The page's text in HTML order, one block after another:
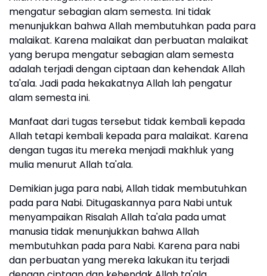
mengatur sebagian alam semesta. Ini tidak
menunjukkan bahwa Allah membutuhkan pada para
malaikat. Karena malaikat dan perbuatan malaikat
yang berupa mengatur sebagian alam semesta
adalah terjadi dengan ciptaan dan kehendak Allah
ta'ala. Jadi pada hekakatnya Allah lah pengatur
alam semesta ini.
Manfaat dari tugas tersebut tidak kembali kepada
Allah tetapi kembali kepada para malaikat. Karena
dengan tugas itu mereka menjadi makhluk yang
mulia menurut Allah ta'ala.
Demikian juga para nabi, Allah tidak membutuhkan
pada para Nabi. Ditugaskannya para Nabi untuk
menyampaikan Risalah Allah ta'ala pada umat
manusia tidak menunjukkan bahwa Allah
membutuhkan pada para Nabi. Karena para nabi
dan perbuatan yang mereka lakukan itu terjadi